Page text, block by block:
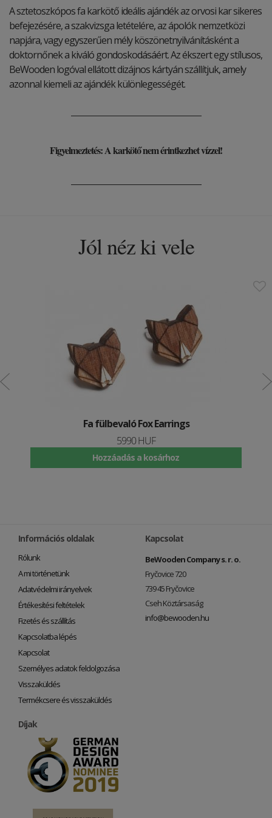
A sztetoszkópos fa karkötő ideális ajándék az orvosi kar sikeres
befejezésére, a szakvizsga letételére, az ápolók nemzetközi
napjára, vagy egyszerűen mély köszönetnyilvánításként a
doktornőnek a kiváló gondoskodásáért. Az ékszert egy stílusos,
BeWooden logóval ellátott dizájnos kártyán szállítjuk, amely
azonnal kiemeli az ajándék különlegességét.
Figyelmeztetés: A karkötő nem érintkezhet vízzel!
Jól néz ki vele
Fa fülbevaló Fox Earrings
5990 HUF
Hozzáadás a kosárhoz
Információs oldalak
Rólunk
A mi történetünk
Adatvédelmi irányelvek
Értékesítési feltételek
Fizetés és szállítás
Kapcsolatba lépés
Kapcsolat
Személyes adatok feldolgozása
Visszaküldés
Termékcsere és visszaküldés
Kapcsolat
BeWooden Company s. r. o.
Fryčovice 720
739 45 Fryčovice
Cseh Köztársaság
info@bewooden.hu
Díjak